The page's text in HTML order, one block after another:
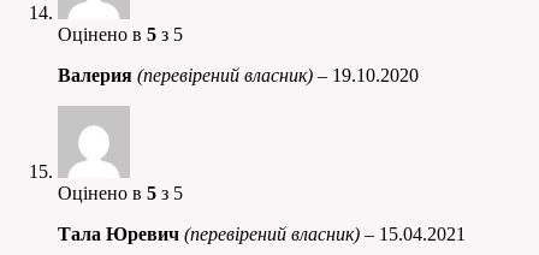
Оцінено в 5 з 5
Валерия (перевірений власник) – 19.10.2020
Оцінено в 5 з 5
Тала Юревич (перевірений власник) – 15.04.2021